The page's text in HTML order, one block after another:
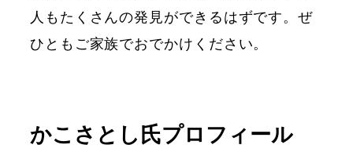
人もたくさんの発見ができるはずです。ぜ
ひともご家族でおでかけください。
かこさとし氏プロフィール